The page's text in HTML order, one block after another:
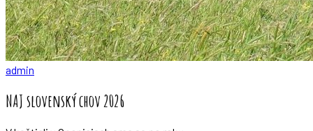
admin
NAJ slovenský chov 2026